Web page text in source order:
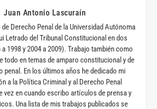
Juan Antonio Lascuraín
Derecho Penal de la Universidad Autónoma
Letrado del Tribunal Constitucional en dos
1998 y 2004 a 2009). Trabajo también como
todo en temas de amparo constitucional y de
penal. En los últimos años he dedicado mi
a la Política Criminal y al Derecho Penal
vez en cuando escribo artículos de prensa y
Una lista de mis trabajos publicados se